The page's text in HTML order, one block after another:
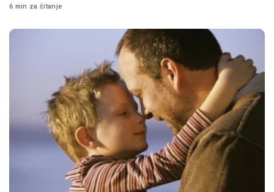
6 min za čitanje